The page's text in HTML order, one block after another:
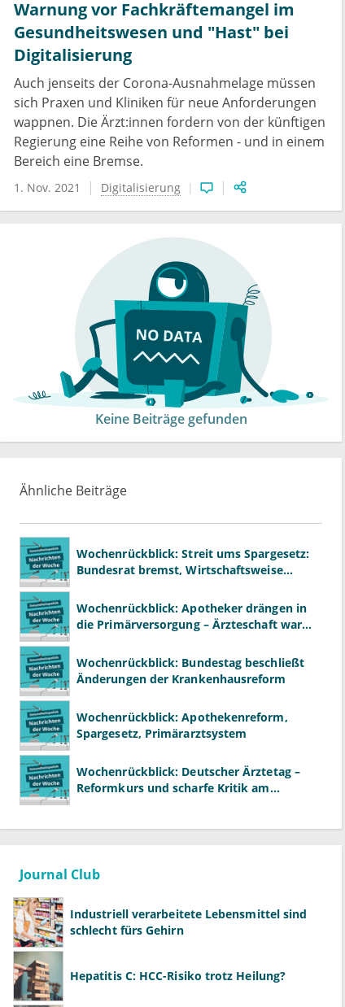
Warnung vor Fachkräftemangel im
Gesundheitswesen und "Hast" bei
Digitalisierung
Auch jenseits der Corona-Ausnahmelage müssen
sich Praxen und Kliniken für neue Anforderungen
wappnen. Die Ärzt:innen fordern von der künftigen
Regierung eine Reihe von Reformen - und in einem
Bereich eine Bremse.
1. Nov. 2021 Digitalisierung
Keine Beiträge gefunden
Ähnliche Beiträge
Wochenrückblick: Streit ums Spargesetz:
Bundesrat bremst, Wirtschaftsweise
Wochenrückblick: Apotheker drängen in
die Primärversorgung – Ärzteschaft warnt
Wochenrückblick: Bundestag beschließt
Änderungen der Krankenhausreform
Wochenrückblick: Apothekenreform,
Spargesetz, Primärarztsystem
Wochenrückblick: Deutscher Ärztetag –
Reformkurs und scharfe Kritik am
Journal Club
Industriell verarbeitete Lebensmittel sind
schlecht fürs Gehirn
Hepatitis C: HCC-Risiko trotz Heilung?